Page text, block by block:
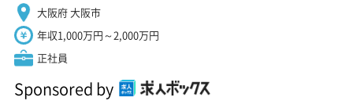
大阪府 大阪市
年収1,000万円～2,000万円
正社員
Sponsored by